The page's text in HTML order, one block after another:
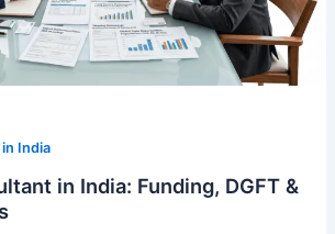
India
in India: Funding, DGFT &